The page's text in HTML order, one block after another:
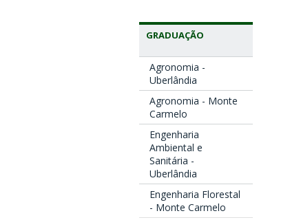
GRADUAÇÃO
Agronomia -
Uberlândia
Agronomia - Monte
Carmelo
Engenharia
Ambiental e
Sanitária -
Uberlândia
Engenharia Florestal
- Monte Carmelo